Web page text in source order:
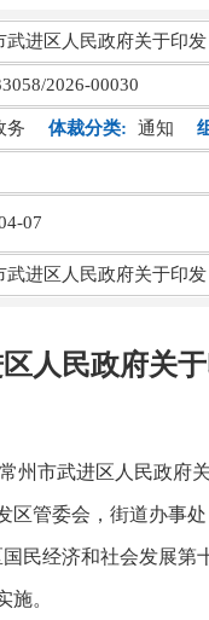
武进区人民政府关于印
2026-00030
务 体裁分类: 通知
07
武进区人民政府关于印
人民政府关
常州市武进区人民政府
区管委会，街道办事
经济和社会发展第
施。